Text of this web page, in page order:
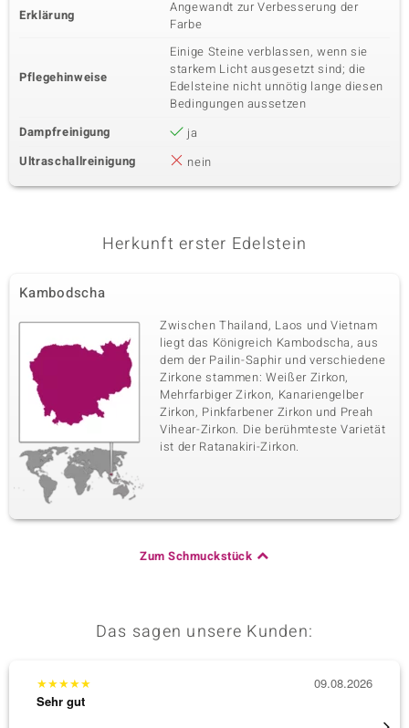
Erklärung
Angewandt zur Verbesserung der
Farbe
Pflegehinweise
Einige Steine verblassen, wenn sie
starkem Licht ausgesetzt sind; die
Edelsteine nicht unnötig lange diesen
Bedingungen aussetzen
Dampfreinigung
ja
Ultraschallreinigung
nein
Herkunft erster Edelstein
Kambodscha
Zwischen Thailand, Laos und Vietnam
liegt das Königreich Kambodscha, aus
dem der Pailin-Saphir und verschiedene
Zirkone stammen: Weißer Zirkon,
Mehrfarbiger Zirkon, Kanariengelber
Zirkon, Pinkfarbener Zirkon und Preah
Vihear-Zirkon. Die berühmteste Varietät
ist der Ratanakiri-Zirkon.
Zum Schmuckstück
Das sagen unsere Kunden:
★★★★★
Sehr gut
09.08.2026